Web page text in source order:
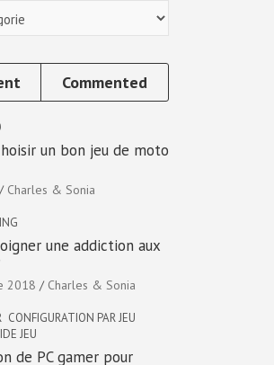
Commented
un bon jeu de moto
Charles & Sonia
une addiction aux
2018 Charles & Sonia
CONFIGURATION PAR JEU
JEU
de PC gamer pour